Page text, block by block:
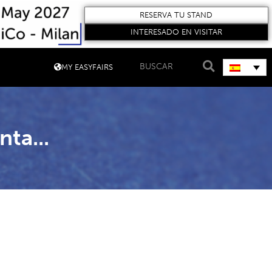
RESERVA TU STAND
INTERESADO EN VISITAR
MY EASYFAIRS